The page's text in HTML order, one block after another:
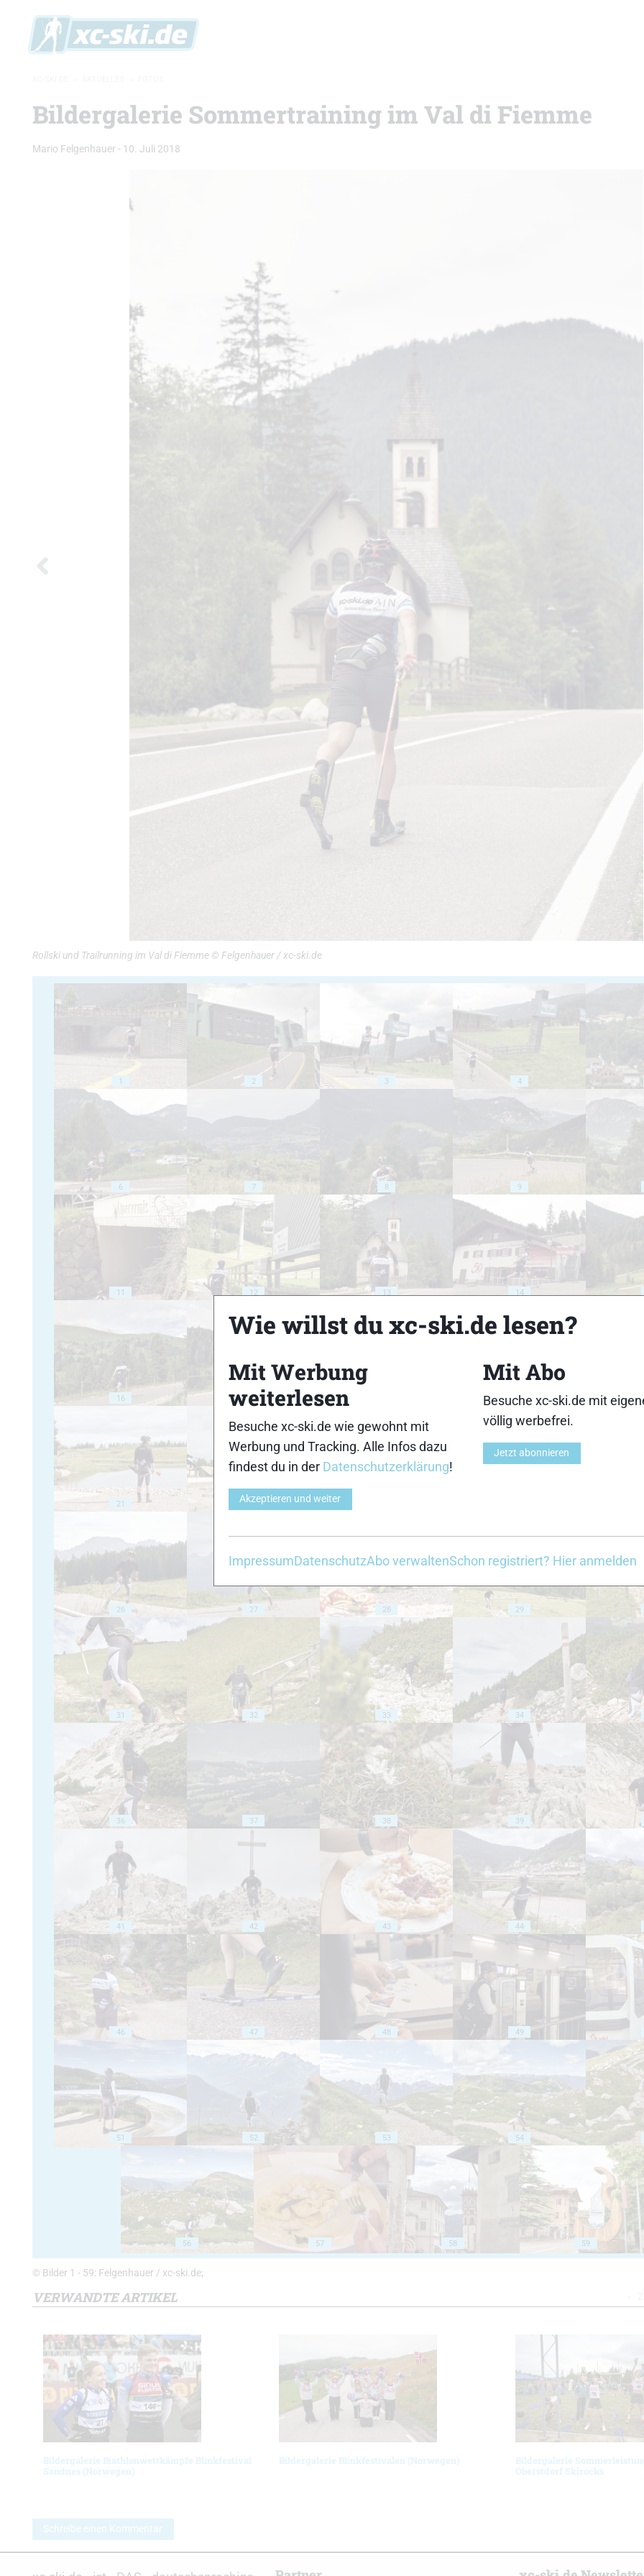
Bildergalerie Sommertraining im Val di Fiemme
Mario Felgenhauer - 10. Juli 2018
Rollski und Trailrunning im Val di Fiemme © Felgenhauer / xc-ski.de
1 2 3 4
6 7 8 9
11 12 13 14
16 17 19
21 22
26 27 28 29
31 32 33 34
36 37 38 39
41 42 43 44
46 47 48 49
51 52 53 54
56 57 58 59
© Bilder 1 - 59: Felgenhauer / xc-ski.de;
VERWANDTE ARTIKEL
Bildergalerie Biathlonwettkämpfe Blinkfestival
Sandnes (Norwegen)
Bildergalerie Blinkfestivalen (Norwegen)
Bildergalerie
Oberstdorf Skirocks
Schreibe einen Kommentar
Wie willst du xc-ski.de lesen?
Mit Werbung
weiterlesen
Besuche xc-ski.de wie gewohnt mit
Werbung und Tracking. Alle Infos dazu
findest du in der Datenschutzerklärung!
Akzeptieren und weiter
Mit Abo
Besuche xc-ski.de mit
völlig werbefrei.
Jetzt abonnieren
ImpressumDatenschutzAbo verwaltenSchon registriert? Hier anmelden